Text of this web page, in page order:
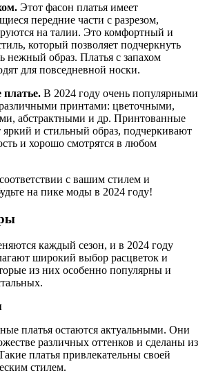
Этот фасон платья имеет
передние части с разрезом,
на талии. Это комфортный и
который позволяет подчеркнуть
нежный образ. Платья с запахом
для повседневной носки.
В 2024 году очень популярными
различными принтами: цветочными,
абстрактными и др. Принтованные
яркий и стильный образ, подчеркивают
и хорошо смотрятся в любом
с вашим стилем и
на пике моды в 2024 году!
каждый сезон, и в 2024 году
широкий выбор расцветок и
из них особенно популярны и
платья остаются актуальными. Они
различных оттенков и сделаны из
платья привлекательны своей
стилем.